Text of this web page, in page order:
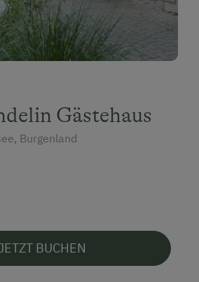
Gästehaus
Burgenland
BUCHEN